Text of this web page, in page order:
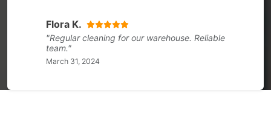
Flora K.
"Regular cleaning for our warehouse. Reliable
team."
March 31, 2024